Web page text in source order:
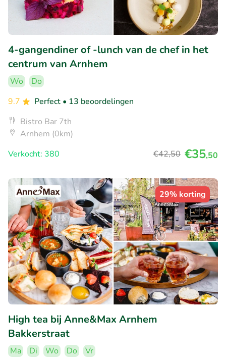
4-gangendiner of -lunch van de chef in het
centrum van Arnhem
Wo
Do
9.7
Perfect • 13 beoordelingen
Bistro Bar 7th
Arnhem (0km)
Verkocht: 380
€42,50 €35,50
29% korting
High tea bij Anne&Max Arnhem
Bakkerstraat
Ma Di Wo Do Vr